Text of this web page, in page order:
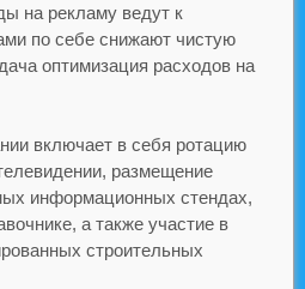
на рекламу ведут к
по себе снижают чистую
оптимизация расходов на
включает в себя ротацию
размещение
информационных стендах,
а также участие в
строительных